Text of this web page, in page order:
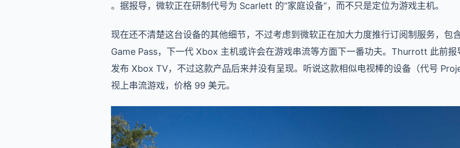
。据报导，微软正在研制代号为 Scarlett 的“家庭设备”，而不只是定位为游戏主机。
现在还不清楚这台设备的其他细节，不过考虑到微软正在加大力度推行订阅制服务，包
Game Pass，下一代 Xbox 主机或许会在游戏串流等方面下一番功夫。Thurrott 此前
发布 Xbox TV，不过这款产品后来并没有呈现。听说这款相似电视棒的设备（代号
视上串流游戏，价格 99 美元。